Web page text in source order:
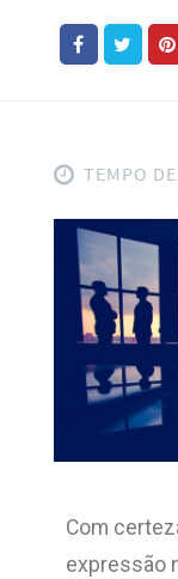
TEMPO
Com
expressão